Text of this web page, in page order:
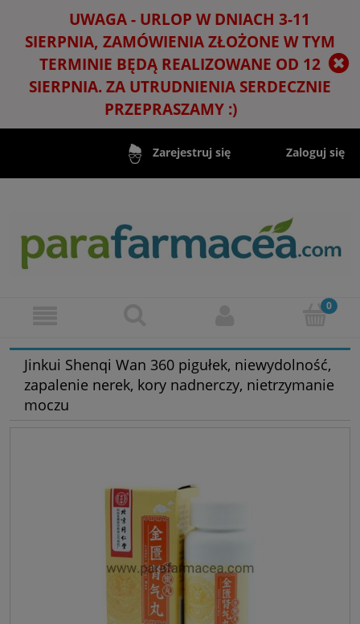
UWAGA - URLOP W DNIACH 3-11
SIERPNIA, ZAMÓWIENIA ZŁOŻONE W TYM
TERMINIE BĘDĄ REALIZOWANE OD 12
SIERPNIA. ZA UTRUDNIENIA SERDECZNIE
PRZEPRASZAMY :)
Zarejestruj się Zaloguj się
Jinkui Shenqi Wan 360 pigułek, niewydolność,
zapalenie nerek, kory nadnerczy, nietrzymanie
moczu